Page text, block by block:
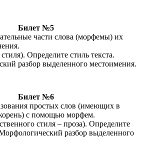
Билет №5
части слова (морфемы) их
Определите стиль текста.
разбор выделенного местоимения.
Билет №6
простых слов (имеющих в
с помощью морфем.
стиля – проза). Определите
разбор выделенного